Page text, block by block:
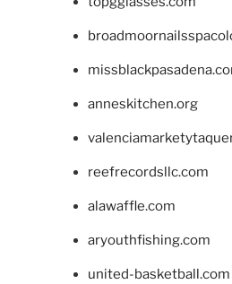
anneskitchen.org
reefrecordsllc.com
alawaffle.com
aryouthfishing.com
united-basketball.com